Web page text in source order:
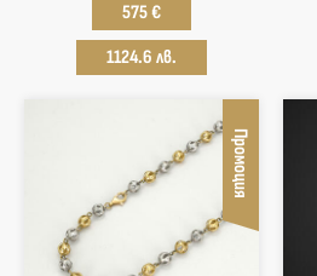
575 €
1124.6 лв.
Промоция